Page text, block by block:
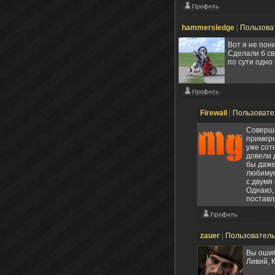
hammersledge
Вот я не
Сделали б
по сути одно
Firewall
уже
довели
бы даже
с двумя
zauer
Вы
Ливий,